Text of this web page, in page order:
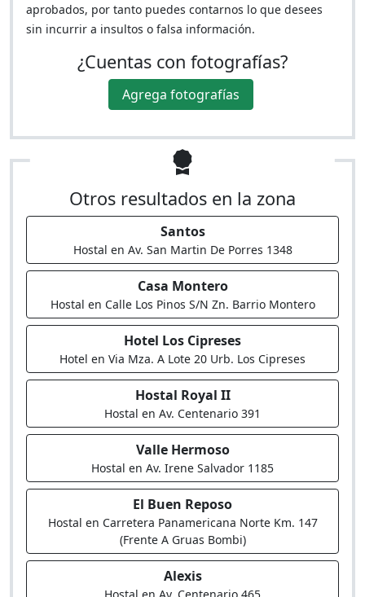
aprobados, por tanto puedes contarnos lo que desees
sin incurrir a insultos o falsa información.
¿Cuentas con fotografías?
Agrega fotografías
Otros resultados en la zona
Santos
Hostal en Av. San Martin De Porres 1348
Casa Montero
Hostal en Calle Los Pinos S/N Zn. Barrio Montero
Hotel Los Cipreses
Hotel en Via Mza. A Lote 20 Urb. Los Cipreses
Hostal Royal II
Hostal en Av. Centenario 391
Valle Hermoso
Hostal en Av. Irene Salvador 1185
El Buen Reposo
Hostal en Carretera Panamericana Norte Km. 147
(Frente A Gruas Bombi)
Alexis